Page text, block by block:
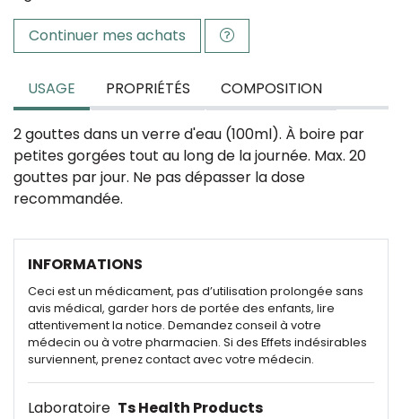
Continuer mes achats
USAGE PROPRIÉTÉS COMPOSITION
2 gouttes dans un verre d'eau (100ml). À boire par
petites gorgées tout au long de la journée. Max. 20
gouttes par jour. Ne pas dépasser la dose
recommandée.
INFORMATIONS
Ceci est un médicament, pas d’utilisation prolongée sans
avis médical, garder hors de portée des enfants, lire
attentivement la notice. Demandez conseil à votre
médecin ou à votre pharmacien. Si des Effets indésirables
surviennent, prenez contact avec votre médecin.
Laboratoire Ts Health Products